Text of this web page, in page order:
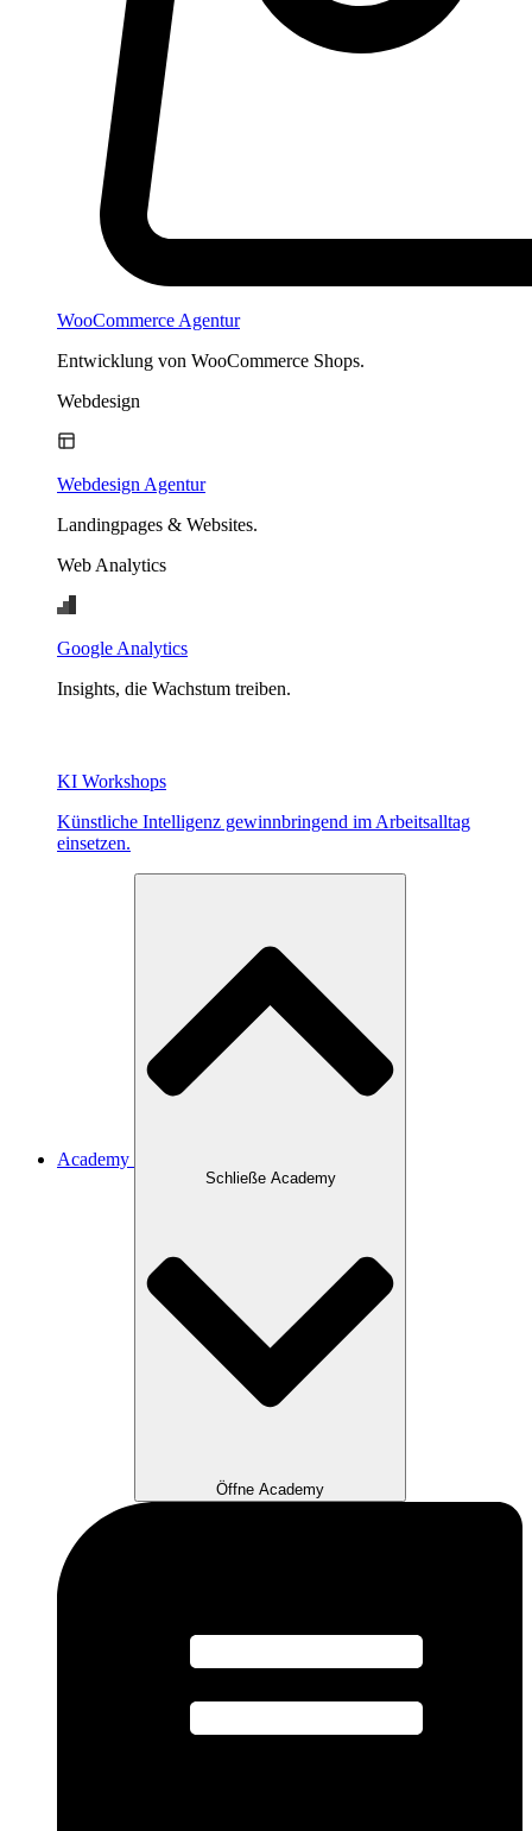
WooCommerce Agentur
Entwicklung von WooCommerce Shops.
Webdesign
Webdesign Agentur
Landingpages & Websites.
Web Analytics
Google Analytics
Insights, die Wachstum treiben.
KI Workshops
Künstliche Intelligenz gewinnbringend im Arbeitsalltag
einsetzen.
Academy
Schließe Academy
Öffne Academy